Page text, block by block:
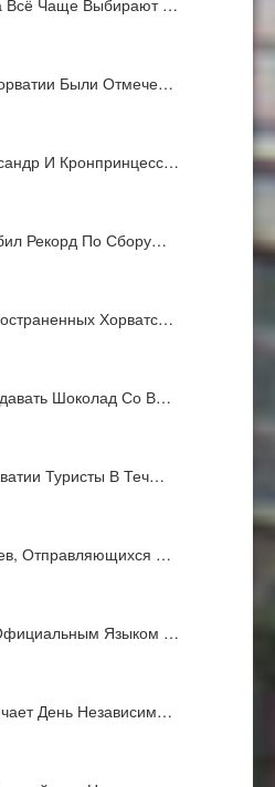
Были Отмече…
И Кронпринцесс…
Рекорд По Сбору…
Хорватс…
Шоколад Со В…
Туристы В Теч…
Отправляющихся …
Языком …
День Независим…